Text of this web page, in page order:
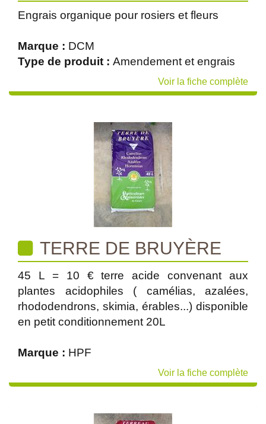
Engrais organique pour rosiers et fleurs
Marque : DCM
Type de produit : Amendement et engrais
Voir la fiche complète
TERRE DE BRUYÈRE
45 L = 10 € terre acide convenant aux
plantes acidophiles ( camélias, azalées,
rhododendrons, skimia, érables...) disponible
en petit conditionnement 20L
Marque : HPF
Voir la fiche complète